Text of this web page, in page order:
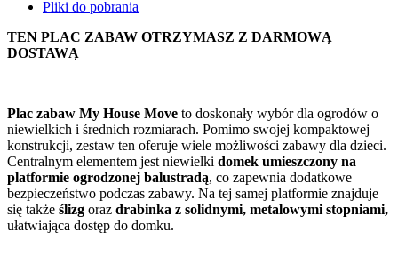
Pliki do pobrania
TEN PLAC ZABAW OTRZYMASZ Z DARMOWĄ
DOSTAWĄ
Plac zabaw My House Move to doskonały wybór dla ogrodów o
niewielkich i średnich rozmiarach. Pomimo swojej kompaktowej
konstrukcji, zestaw ten oferuje wiele możliwości zabawy dla dzieci.
Centralnym elementem jest niewielki domek umieszczony na
platformie ogrodzonej balustradą, co zapewnia dodatkowe
bezpieczeństwo podczas zabawy. Na tej samej platformie znajduje
się także ślizg oraz drabinka z solidnymi, metalowymi stopniami,
ułatwiająca dostęp do domku.